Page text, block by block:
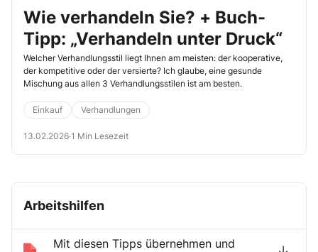
Wie verhandeln Sie? + Buch-
Tipp: „Verhandeln unter Druck“
Welcher Verhandlungsstil liegt Ihnen am meisten: der kooperative,
der kompetitive oder der versierte? Ich glaube, eine gesunde
Mischung aus allen 3 Verhandlungsstilen ist am besten.
Einkauf Verhandlungen
13.02.2026·1 Min Lesezeit
Arbeitshilfen
Mit diesen Tipps übernehmen und